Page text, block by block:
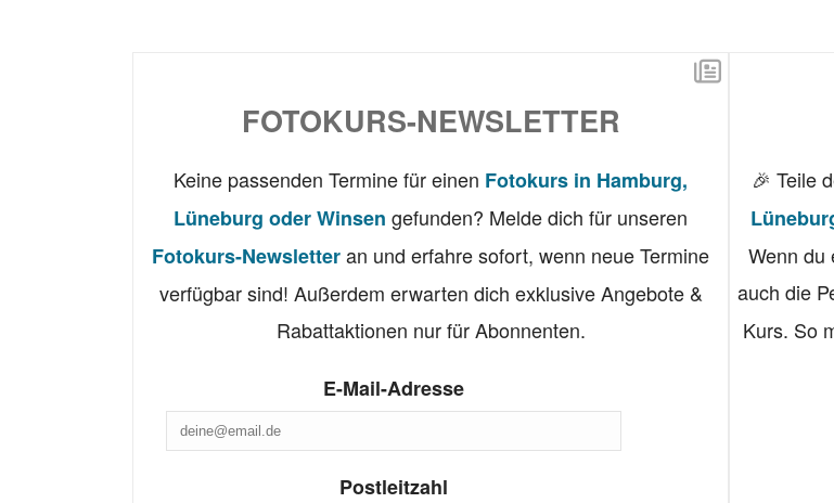
FOTOKURS-NEWSLETTER
Keine passenden Termine für einen Fotokurs in Hamburg,
Lüneburg oder Winsen gefunden? Melde dich für unseren
Fotokurs-Newsletteran und erfahre sofort, wenn neue Termine
verfügbar sind! Außerdem erwarten dich exklusive Angebote &
Rabattaktionen nur für Abonnenten.
E-Mail-Adresse
Postleitzahl
🎉 Teile
Wenn du
auch die
Kurs. So